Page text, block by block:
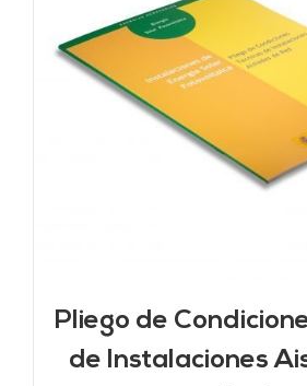
Pliego de
de Instalaciones